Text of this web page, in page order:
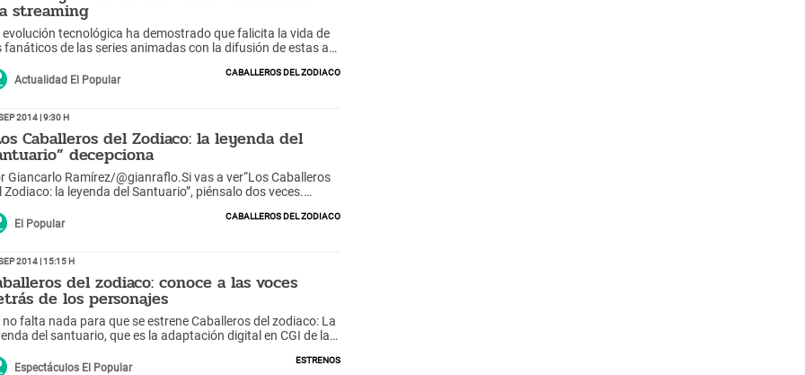
streaming
evolución tecnológica ha demostrado que falicita la vida de
fanáticos de las series animadas con la difusión de estas a
Actualidad El Popular
Caballeros del Zodiaco
2014 | 9:30 h
Caballeros del Zodiaco: la leyenda del
decepciona
Giancarlo Ramírez/@gianraflo.Si vas a ver“Los Caballeros
Zodiaco: la leyenda del Santuario”, piénsalo dos veces.
le fascina todo lo que le dan.
El Popular
Caballeros del Zodiaco
2014 | 15:15 h
del zodiaco: conoce a las voces
de los personajes
no falta nada para que se estrene Caballeros del zodiaco: La
del santuario, que es la adaptación digital en CGI de la
Espectáculos El Popular
Estrenos